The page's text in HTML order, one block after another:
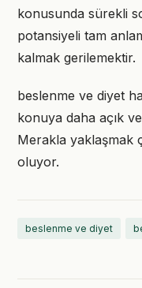
konusunda sürekli
potansiyeli tam
kalmak gerilemektir.
beslenme ve diyet
konuya daha açık
Merakla yaklaşmak
oluyor.
beslenme ve diyet